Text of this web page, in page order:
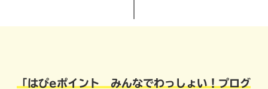
「はぴeポイント みんなでわっしょい！プログ